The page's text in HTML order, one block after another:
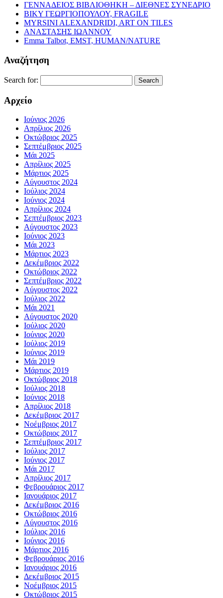
ΓΕΝΝΑΔΕΙΟΣ ΒΙΒΛΙΟΘΗΚΗ – ΔΙΕΘΝΕΣ ΣΥΝΕΔΡΙΟ
ΒΙΚΥ ΓΕΩΡΓΙΟΠΟΥΛΟΥ, FRAGILE
MYRSINI ALEXANDRIDI, ART ON TILES
ΑΝΑΣΤΑΣΗΣ ΙΩΑΝΝΟΥ
Emma Talbot, EMST, HUMAN/NATURE
Αναζήτηση
Search for:
Αρχείο
Ιούνιος 2026
Απρίλιος 2026
Οκτώβριος 2025
Σεπτέμβριος 2025
Μάι 2025
Απρίλιος 2025
Μάρτιος 2025
Αύγουστος 2024
Ιούλιος 2024
Ιούνιος 2024
Απρίλιος 2024
Σεπτέμβριος 2023
Αύγουστος 2023
Ιούνιος 2023
Μάι 2023
Μάρτιος 2023
Δεκέμβριος 2022
Οκτώβριος 2022
Σεπτέμβριος 2022
Αύγουστος 2022
Ιούλιος 2022
Μάι 2021
Αύγουστος 2020
Ιούλιος 2020
Ιούνιος 2020
Ιούλιος 2019
Ιούνιος 2019
Μάι 2019
Μάρτιος 2019
Οκτώβριος 2018
Ιούλιος 2018
Ιούνιος 2018
Απρίλιος 2018
Δεκέμβριος 2017
Νοέμβριος 2017
Οκτώβριος 2017
Σεπτέμβριος 2017
Ιούλιος 2017
Ιούνιος 2017
Μάι 2017
Απρίλιος 2017
Φεβρουάριος 2017
Ιανουάριος 2017
Δεκέμβριος 2016
Οκτώβριος 2016
Αύγουστος 2016
Ιούλιος 2016
Ιούνιος 2016
Μάρτιος 2016
Φεβρουάριος 2016
Ιανουάριος 2016
Δεκέμβριος 2015
Νοέμβριος 2015
Οκτώβριος 2015